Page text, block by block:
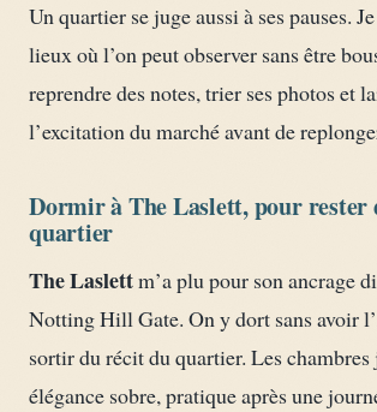
Un quartier se juge aussi à ses pauses.
lieux où l’on peut observer sans être
reprendre des notes, trier ses photos et
l’excitation du marché avant de
Dormir à The Laslett, pour rester
quartier
The Laslettm’a plu pour son ancrage
Notting Hill Gate. On y dort sans avoir
sortir du récit du quartier. Les chambres
élégance sobre, pratique après une